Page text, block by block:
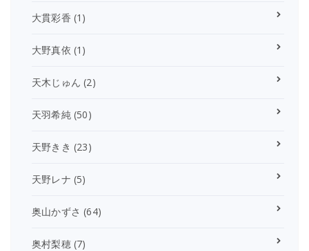
大貫彩香 (1)
大野真依 (1)
天木じゅん (2)
天羽希純(50)
天野きき (23)
天野レナ (5)
奥山かずさ (64)
奥村梨穂(7)